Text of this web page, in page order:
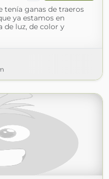
tenía ganas de traeros
ya estamos en
de luz, de color y